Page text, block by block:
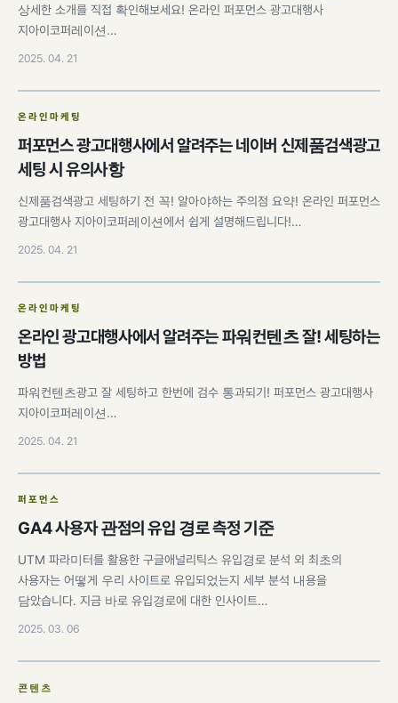
상세한 소개를 직접 확인해보세요! 온라인 퍼포먼스 광고대행사
지아이코퍼레이션…
2025. 04. 21
온라인마케팅
퍼포먼스 광고대행사에서 알려주는 네이버 신제품검색광고
세팅 시 유의사항
신제품검색광고 세팅하기 전 꼭! 알아야하는 주의점 요약! 온라인 퍼포먼스
광고대행사 지아이코퍼레이션에서 쉽게 설명해드립니다!…
2025. 04. 21
온라인마케팅
온라인 광고대행사에서 알려주는 파워컨텐츠 잘! 세팅하는
방법
파워컨텐츠광고 잘 세팅하고 한번에 검수 통과되기! 퍼포먼스 광고대행사
지아이코퍼레이션…
2025. 04. 21
퍼포먼스
GA4 사용자 관점의 유입 경로 측정 기준
UTM 파라미터를 활용한 구글애널리틱스 유입경로 분석 외 최초의
사용자는 어떻게 우리 사이트로 유입되었는지 세부 분석 내용을
담았습니다. 지금 바로 유입경로에 대한 인사이트…
2025. 03. 06
콘텐츠